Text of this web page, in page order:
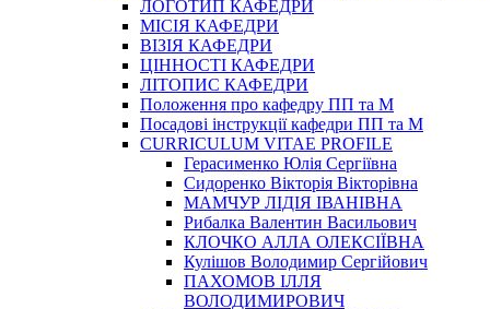
ЛОГОТИП КАФЕДРИ
МІСІЯ КАФЕДРИ
ВІЗІЯ КАФЕДРИ
ЦІННОСТІ КАФЕДРИ
ЛІТОПИС КАФЕДРИ
Положення про кафедру ПП та М
Посадові інструкції кафедри ПП та М
CURRICULUM VITAE PROFILE
Герасименко Юлія Сергіївна
Сидоренко Вікторія Вікторівна
МАМЧУР ЛІДІЯ ІВАНІВНА
Рибалка Валентин Васильович
КЛОЧКО АЛЛА ОЛЕКСІЇВНА
Кулішов Володимир Сергійович
ПАХОМОВ ІЛЛЯ
ВОЛОДИМИРОВИЧ